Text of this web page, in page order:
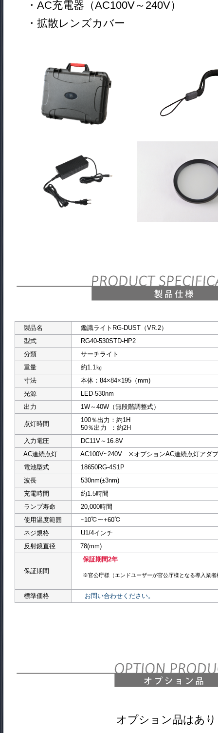
・AC充電器（AC100V～240V）
・拡散レンズカバー
製品名
鑑識ライトRG-DUST（VR.2）
型式
RG40-
分類
サーチライト
重量
約1.1㎏
寸法
本体：84×84×195（mm)
光源
LED-530nm
出力
1W～40W（無段階調整式）
点灯時間
100％出力：約1H
50％出力 ：約2H
入力電圧
DC11V～16.8V
AC連続点灯
AC100V~240V ※オプションAC連続点灯アダ
電池型式
18650RG-4S1P
波長
530nm(±3nm)
充電時間
約1.5時間
ランプ寿命
20,000時間
使用温度範囲
ｰ10℃～+60℃
ネジ規格
U1/4インチ
反射鏡直径
78(mm)
保証期間
保証期間2年
※官公庁様（エンドユーザーが官公庁様となる導入業
標準価格 お問い合わせください。
オプション品はあ